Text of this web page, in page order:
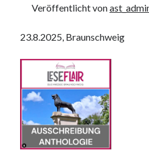
Veröffentlicht von
23.8.2025, Braunschweig